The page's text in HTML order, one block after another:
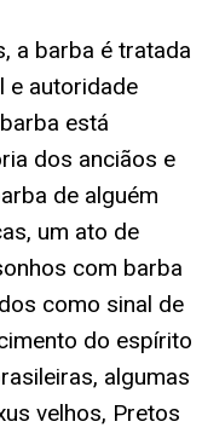
a barba é tratada
e autoridade
está
dos anciãos e
de alguém
um ato de
com barba
como sinal de
do espírito
algumas
velhos, Pretos